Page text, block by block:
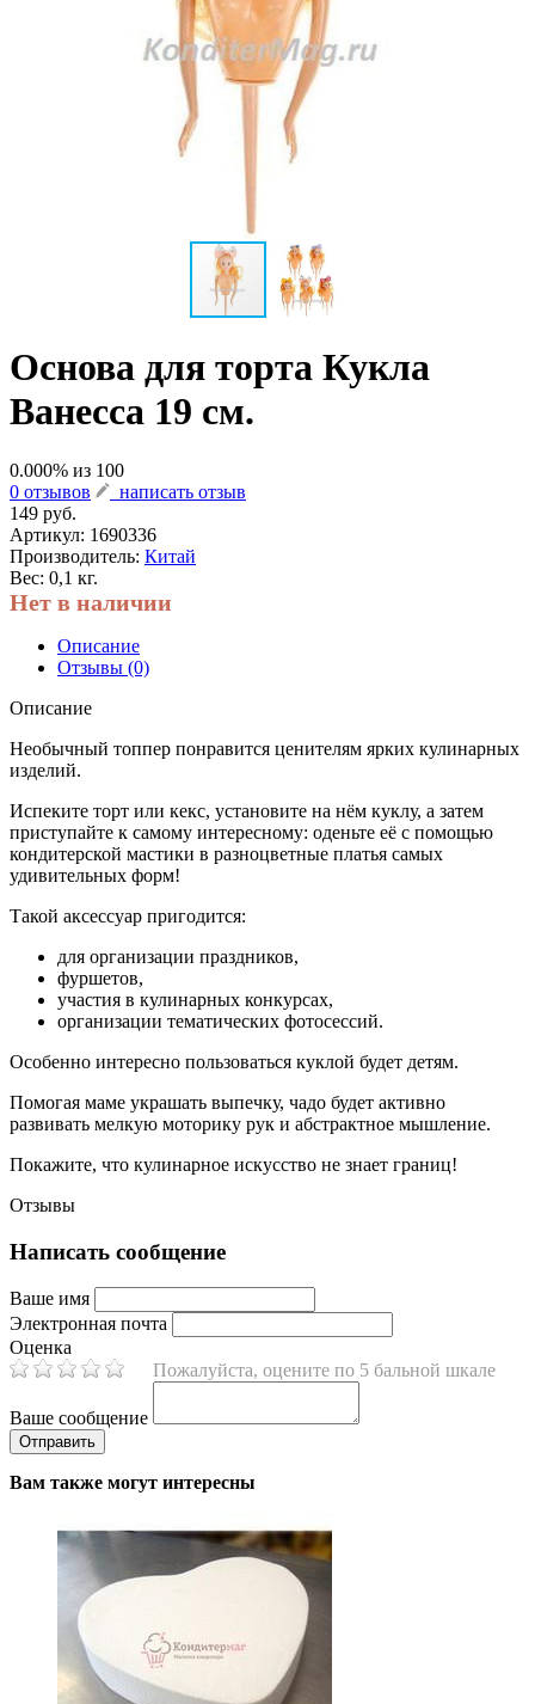
Основа для торта Кукла
Ванесса 19 см.
0.000% из 100
0 отзывов
написать отзыв
149 руб.
Артикул: 1690336
Производитель: Китай
Вес: 0,1 кг.
Нет в наличии
Описание
Отзывы (0)
Описание
Необычный топпер понравится ценителям ярких кулинарных
изделий.
Испеките торт или кекс, установите на нём куклу, а затем
приступайте к самому интересному: оденьте её с помощью
кондитерской мастики в разноцветные платья самых
удивительных форм!
Такой аксессуар пригодится:
для организации праздников,
фуршетов,
участия в кулинарных конкурсах,
организации тематических фотосессий.
Особенно интересно пользоваться куклой будет детям.
Помогая маме украшать выпечку, чадо будет активно
развивать мелкую моторику рук и абстрактное мышление.
Покажите, что кулинарное искусство не знает границ!
Отзывы
Написать сообщение
Ваше имя
Электронная почта
Оценка
Пожалуйста, оцените по 5 бальной шкале
Ваше сообщение
Вам также могут интересны